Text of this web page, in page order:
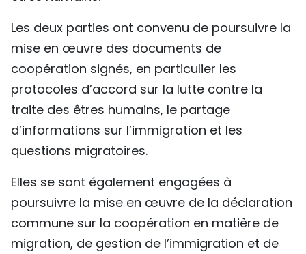
Les deux parties ont convenu de poursuivre la
mise en œuvre des documents de
coopération signés, en particulier les
protocoles d’accord sur la lutte contre la
traite des êtres humains, le partage
d’informations sur l’immigration et les
questions migratoires.
Elles se sont également engagées à
poursuivre la mise en œuvre de la déclaration
commune sur la coopération en matière de
migration, de gestion de l’immigration et de